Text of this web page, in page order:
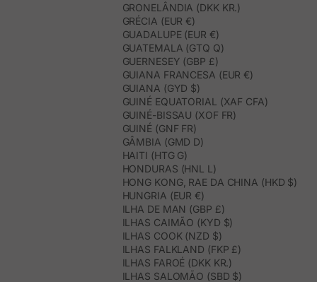
GRONELÂNDIA (DKK KR.)
GRÉCIA (EUR €)
GUADALUPE (EUR €)
GUATEMALA (GTQ Q)
GUERNESEY (GBP £)
GUIANA FRANCESA (EUR €)
GUIANA (GYD $)
GUINÉ EQUATORIAL (XAF CFA)
GUINÉ-BISSAU (XOF FR)
GUINÉ (GNF FR)
GÂMBIA (GMD D)
HAITI (HTG G)
HONDURAS (HNL L)
HONG KONG, RAE DA CHINA (HKD $)
HUNGRIA (EUR €)
ILHA DE MAN (GBP £)
ILHAS CAIMÃO (KYD $)
ILHAS COOK (NZD $)
ILHAS FALKLAND (FKP £)
ILHAS FAROÉ (DKK KR.)
ILHAS SALOMÃO (SBD $)